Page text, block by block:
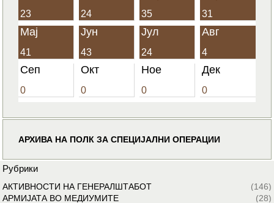
23 24 35 31
Мај
41
Јун
43
Јул
24
Авг
4
Сеп
0
Окт
0
Ное
0
Дек
0
АРХИВА НА ПОЛК ЗА СПЕЦИЈАЛНИ ОПЕРАЦИИ
Рубрики
АКТИВНОСТИ НА ГЕНЕРАЛШТАБОТ
(146)
АРМИЈАТА ВО МЕДИУМИТЕ
(28)